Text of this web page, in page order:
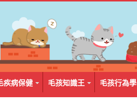
疾病保健 毛孩知識王 毛孩行為學